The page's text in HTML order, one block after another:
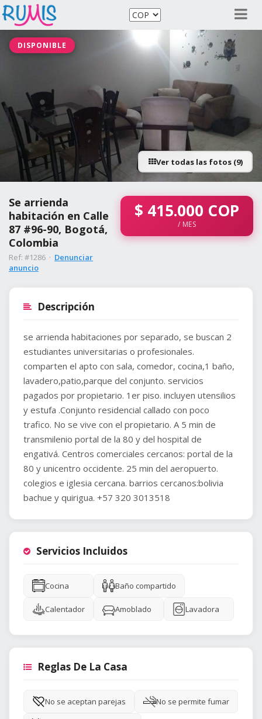
DISPONIBLE
Ver todas las fotos (9)
Se arrienda
habitación en Calle
87 #96-90, Bogotá,
Colombia
Ref: #1286 · Denunciar
anuncio
$ 415.000 COP
/ MES
Descripción
se arrienda habitaciones por separado, se buscan 2
estudiantes universitarias o profesionales.
comparten el apto con sala, comedor, cocina,1 baño,
lavadero,patio,parque del conjunto. servicios
pagados por propietario. 1er piso. incluyen utensilios
y estufa .Conjunto residencial callado con poco
trafico. No se vive con el propietario. A 5 min de
transmilenio portal de la 80 y del hospital de
engativá. Centros comerciales cercanos: portal de la
80 y unicentro occidente. 25 min del aeropuerto.
colegios e iglesia cercana. barrios cercanos:bolivia
bachue y quirigua. +57 320 3013518
Servicios Incluidos
Cocina Baño compartido
Calentador Amoblado Lavadora
Reglas De La Casa
No se aceptan parejas No se permite fumar